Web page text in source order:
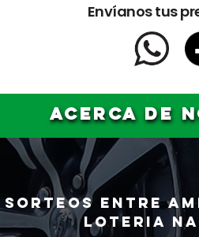
Envíanos tus
ACERCA DE
Sorteos ENTRE
LOTERIA